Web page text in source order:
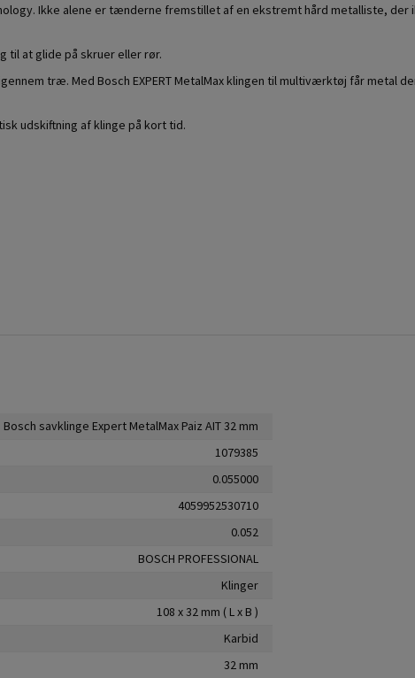
Ikke alene er tænderne fremstillet af en ekstremt hård metalliste,
til at glide på skruer eller rør.
træ. Med Bosch EXPERT MetalMax klingen til multiværktøj får metal
udskiftning af klinge på kort tid.
Bosch savklinge Expert MetalMax Paiz AIT 32 mm
1079385
0.055000
4059952530710
0.052
BOSCH PROFESSIONAL
Klinger
108 x 32 mm ( L x B )
Karbid
32 mm